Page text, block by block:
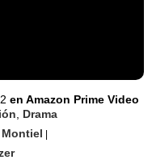
en Amazon Prime Video
Drama
|